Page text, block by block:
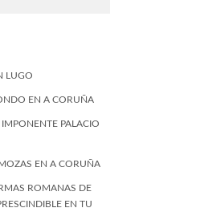
LUGO
EN A CORUÑA
PALACIO
EN A CORUÑA
ROMANAS DE
EN TU